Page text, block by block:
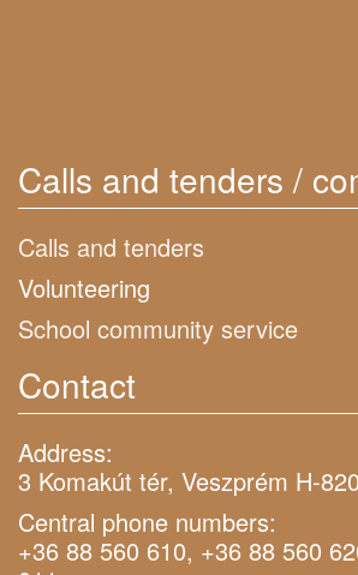
Calls and tenders /
Calls and tenders
Volunteering
School community service
Contact
Address:
3 Komakút tér, Veszprém H-
Central phone numbers:
+36 88 560 610, +36 88 560